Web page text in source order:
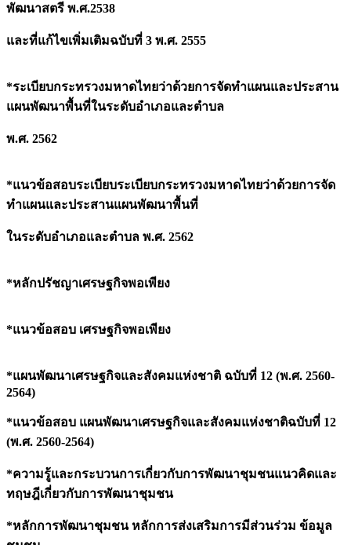
พัฒนาสตรี พ.ศ.2538
และที่แก้ไขเพิ่มเติมฉบับที่ 3 พ.ศ. 2555
*ระเบียบกระทรวงมหาดไทยว่าด้วยการจัดทำแผนและประสาน
แผนพัฒนาพื้นที่ในระดับอำเภอและตำบล
พ.ศ. 2562
*แนวข้อสอบระเบียบระเบียบกระทรวงมหาดไทยว่าด้วยการจัด
ทำแผนและประสานแผนพัฒนาพื้นที่
ในระดับอำเภอและตำบล พ.ศ. 2562
*หลักปรัชญาเศรษฐกิจพอเพียง
*แนวข้อสอบ เศรษฐกิจพอเพียง
*แผนพัฒนาเศรษฐกิจและสังคมแห่งชาติ ฉบับที่ 12 (พ.ศ. 2560-
2564)
*แนวข้อสอบ แผนพัฒนาเศรษฐกิจและสังคมแห่งชาติฉบับที่ 12
(พ.ศ. 2560-2564)
*ความรู้และกระบวนการเกี่ยวกับการพัฒนาชุมชนแนวคิดและ
ทฤษฎีเกี่ยวกับการพัฒนาชุมชน
*หลักการพัฒนาชุมชน หลักการส่งเสริมการมีส่วนร่วม ข้อมูล